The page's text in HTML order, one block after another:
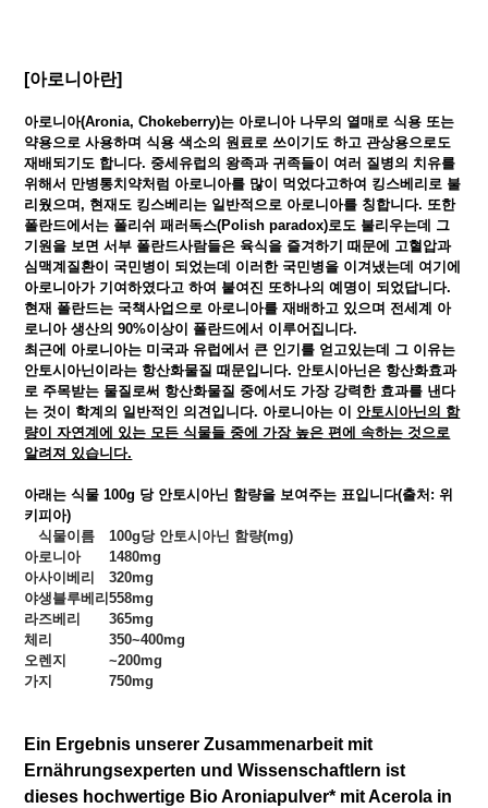
[아로니아란]
아로니아(Aronia, Chokeberry)는 아로니아 나무의 열매로 식용 또는
약용으로 사용하며 식용 색소의 원료로 쓰이기도 하고 관상용으로도
재배되기도 합니다. 중세유럽의 왕족과 귀족들이 여러 질병의 치유를
위해서 만병통치약처럼 아로니아를 많이 먹었다고하여 킹스베리로 불
리웠으며, 현재도 킹스베리는 일반적으로 아로니아를 칭합니다. 또한
폴란드에서는 폴리쉬 패러독스(Polish paradox)로도 불리우는데 그
기원을 보면 서부 폴란드사람들은 육식을 즐겨하기 때문에 고혈압과
심맥계질환이 국민병이 되었는데 이러한 국민병을 이겨냈는데 여기에
아로니아가 기여하였다고 하여 붙여진 또하나의 예명이 되었답니다.
현재 폴란드는 국책사업으로 아로니아를 재배하고 있으며 전세계 아
로니아 생산의 90%이상이 폴란드에서 이루어집니다.
최근에 아로니아는 미국과 유럽에서 큰 인기를 얻고있는데 그 이유는
안토시아닌이라는 항산화물질 때문입니다. 안토시아닌은 항산화효과
로 주목받는 물질로써 항산화물질 중에서도 가장 강력한 효과를 낸다
는 것이 학계의 일반적인 의견입니다. 아로니아는 이 안토시아닌의 함
량이 자연계에 있는 모든 식물들 중에 가장 높은 편에 속하는 것으로
알려져 있습니다.
아래는 식물 100g 당 안토시아닌 함량을 보여주는 표입니다(출처: 위
키피아)
식물이름
100g당 안토시아닌 함량(mg)
아로니아
1480mg
아사이베리
320mg
야생블루베리558mg
라즈베리
365mg
체리
350~400mg
오렌지
~200mg
가지
750mg
Ein Ergebnis unserer Zusammenarbeit mit
Ernährungsexperten und Wissenschaftlern ist
dieses hochwertige Bio Aroniapulver* mit Acerola in